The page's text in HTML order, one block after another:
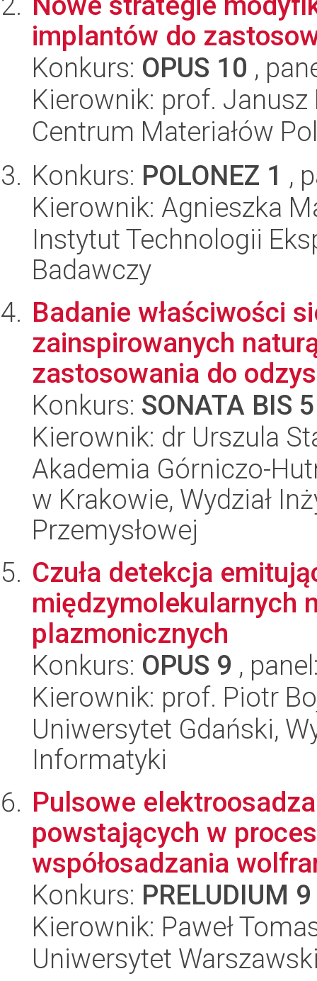
implantów do
Konkurs: OPUS 10 ,
Kierownik: prof.
Centrum Materiałów
Konkurs: POLONEZ 1 ,
Kierownik: Agnieszka
Instytut Technologii
Badawczy
Badanie właściwości
zainspirowanych
zastosowania do
Konkurs: SONATA BIS 5
Kierownik: dr Urszula
Akademia Górniczo-
w Krakowie, Wydział
Przemysłowej
Czuła detekcja
międzymolekularnych
plazmonicznych
Konkurs: OPUS 9 ,
Kierownik: prof. Piotr
Uniwersytet Gdański,
Informatyki
Pulsowe
powstających w
współosadzania
Konkurs: PRELUDIUM 9
Kierownik: Paweł
Uniwersytet